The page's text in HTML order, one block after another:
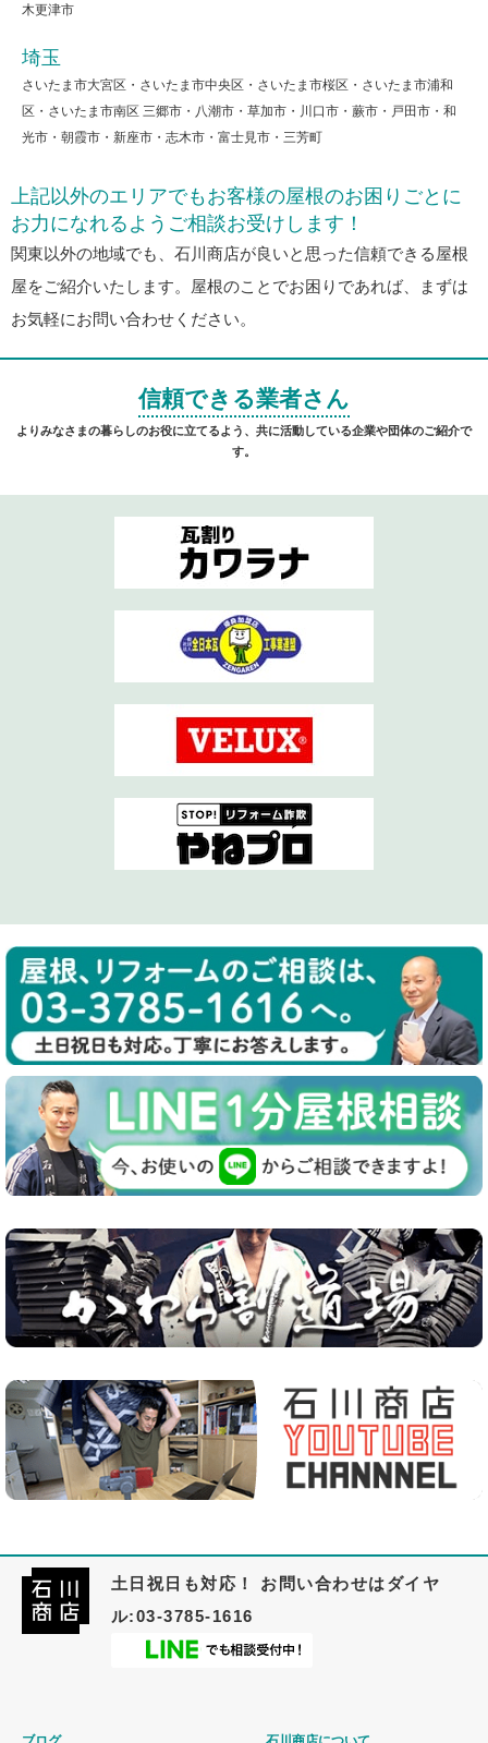
木更津市
埼玉
さいたま市大宮区・さいたま市中央区・さいたま市桜区・さいたま市浦和
区・さいたま市南区 三郷市・八潮市・草加市・川口市・蕨市・戸田市・和
光市・朝霞市・新座市・志木市・富士見市・三芳町
上記以外のエリアでもお客様の屋根のお困りごとに
お力になれるようご相談お受けします！
関東以外の地域でも、石川商店が良いと思った信頼できる屋根
屋をご紹介いたします。屋根のことでお困りであれば、まずは
お気軽にお問い合わせください。
信頼できる業者さん
よりみなさまの暮らしのお役に立てるよう、共に活動している企業や団体のご紹介で
す。
土日祝日も対応！ お問い合わせはダイヤ
ル:03-3785-1616